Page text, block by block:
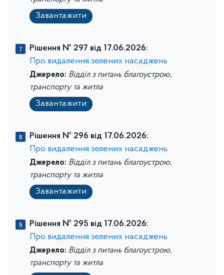
Завантажити
Рішення № 297 від 17.06.2026:
Про видалення зелених насаджень
Джерело: Відділ з питань благоустрою,
транспорту та житла
Завантажити
Рішення № 296 від 17.06.2026:
Про видалення зелених насаджень
Джерело: Відділ з питань благоустрою,
транспорту та житла
Завантажити
Рішення № 295 від 17.06.2026:
Про видалення зелених насаджень
Джерело: Відділ з питань благоустрою,
транспорту та житла